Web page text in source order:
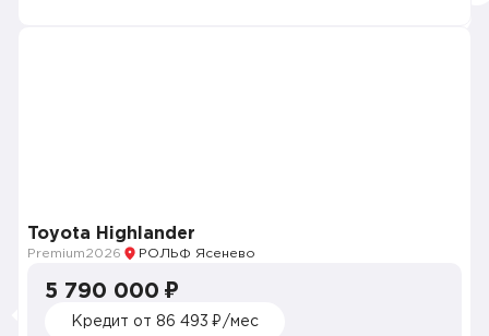
Toyota Highlander
Premium2026 РОЛЬФ Ясенево
5 790 000 ₽
Кредит от 86 493 ₽/мес